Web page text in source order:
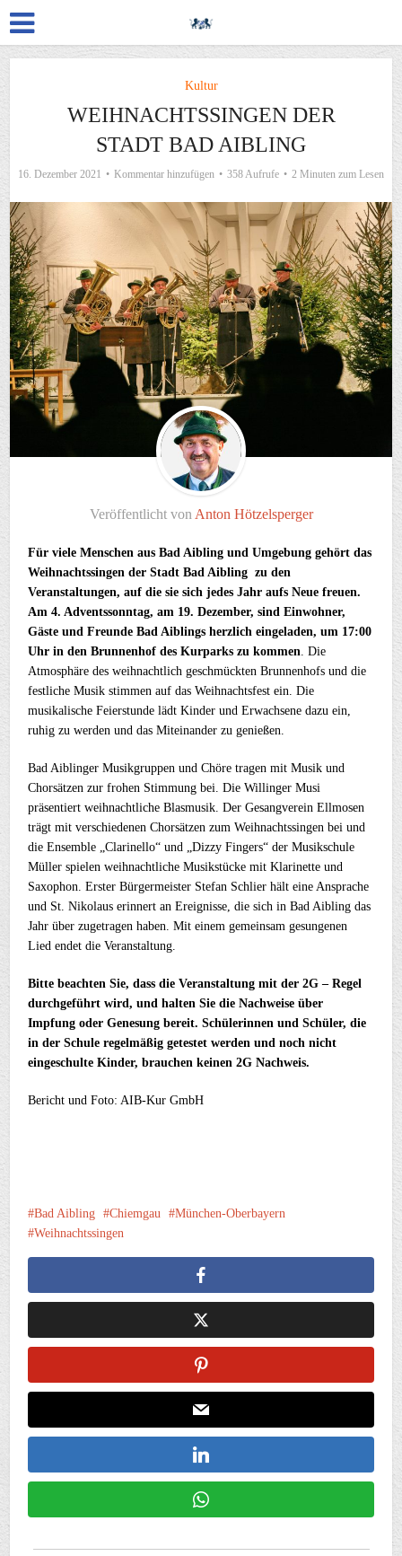
Kultur
WEIHNACHTSSINGEN DER
STADT BAD AIBLING
16. Dezember 2021 Kommentar hinzufügen 358 Aufrufe 2 Minuten zum Lesen
Veröffentlicht von Anton Hötzelsperger
Für viele Menschen aus Bad Aibling und Umgebung gehört das
Weihnachtssingen der Stadt Bad Aibling zu den
Veranstaltungen, auf die sie sich jedes Jahr aufs Neue freuen.
Am 4. Adventssonntag, am 19. Dezember, sind Einwohner,
Gäste und Freunde Bad Aiblings herzlich eingeladen, um 17:00
Uhr in den Brunnenhof des Kurparks zu kommen . Die
Atmosphäre des weihnachtlich geschmückten Brunnenhofs und die
festliche Musik stimmen auf das Weihnachtsfest ein. Die
musikalische Feierstunde lädt Kinder und Erwachsene dazu ein,
ruhig zu werden und das Miteinander zu genießen.
Bad Aiblinger Musikgruppen und Chöre tragen mit Musik und
Chorsätzen zur frohen Stimmung bei. Die Willinger Musi
präsentiert weihnachtliche Blasmusik. Der Gesangverein Ellmosen
trägt mit verschiedenen Chorsätzen zum Weihnachtssingen bei und
die Ensemble „Clarinello“ und „Dizzy Fingers“ der Musikschule
Müller spielen weihnachtliche Musikstücke mit Klarinette und
Saxophon. Erster Bürgermeister Stefan Schlier hält eine Ansprache
und St. Nikolaus erinnert an Ereignisse, die sich in Bad Aibling das
Jahr über zugetragen haben. Mit einem gemeinsam gesungenen
Lied endet die Veranstaltung.
Bitte beachten Sie, dass die Veranstaltung mit der 2G – Regel
durchgeführt wird, und halten Sie die Nachweise über
Impfung oder Genesung bereit. Schülerinnen und Schüler, die
in der Schule regelmäßig getestet werden und noch nicht
eingeschulte Kinder, brauchen keinen 2G Nachweis.
Bericht und Foto: AIB-Kur GmbH
Bad Aibling Chiemgau
München-Oberbayern
Weihnachtssingen